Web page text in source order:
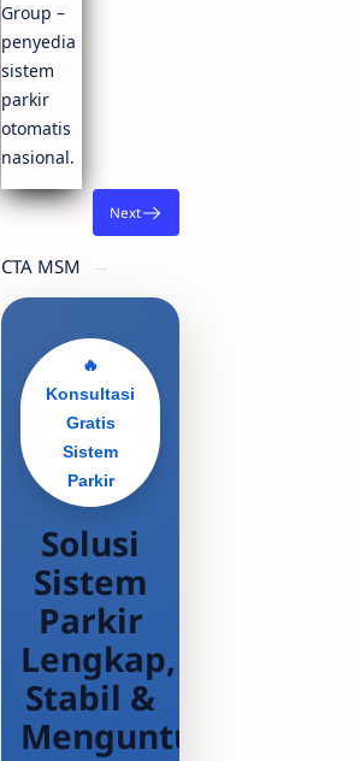
Group –
penyedia
sistem
parkir
otomatis
nasional.
CTA MSM
🔥
Konsultasi
Gratis
Sistem
Parkir
Solusi
Sistem
Parkir
Lengkap,
Stabil &
Menguntungkan